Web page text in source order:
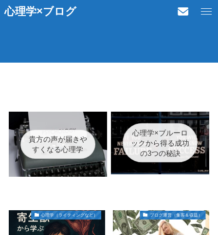
心理学×ブログ
貴方の声が届きや
すくなる心理学
心理学×ブルーロ
ックから得る成功
の3つの秘訣
心理学（ライティングなど） ブログ運営（集客＆収益）